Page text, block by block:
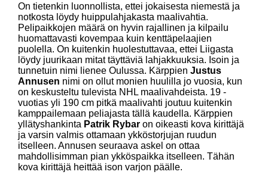
On tietenkin luonnollista, ettei jokaisesta niemestä ja
notkosta löydy huippulahjakasta maalivahtia.
Pelipaikkojen määrä on hyvin rajallinen ja kilpailu
huomattavasti kovempaa kuin kenttäpelaajien
puolella. On kuitenkin huolestuttavaa, ettei Liigasta
löydy juurikaan mitat täyttäviä lahjakkuuksia. Isoin ja
tunnetuin nimi lienee Oulussa. Kärppien Justus
Annusen nimi on ollut monien huulilla jo vuosia, kun
on keskusteltu tulevista NHL maalivahdeista. 19 -
vuotias yli 190 cm pitkä maalivahti joutuu kuitenkin
kamppailemaan peliajasta tällä kaudella. Kärppien
yllätyshankinta Patrik Rybar on oikeasti kova kirittäjä
ja varsin valmis ottamaan ykköstorjujan ruudun
itselleen. Annusen seuraava askel on ottaa
mahdollisimman pian ykköspaikka itselleen. Tähän
kova kirittäjä heittää ison varjon päälle.